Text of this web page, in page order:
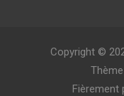
Copyright ©
Fièrement